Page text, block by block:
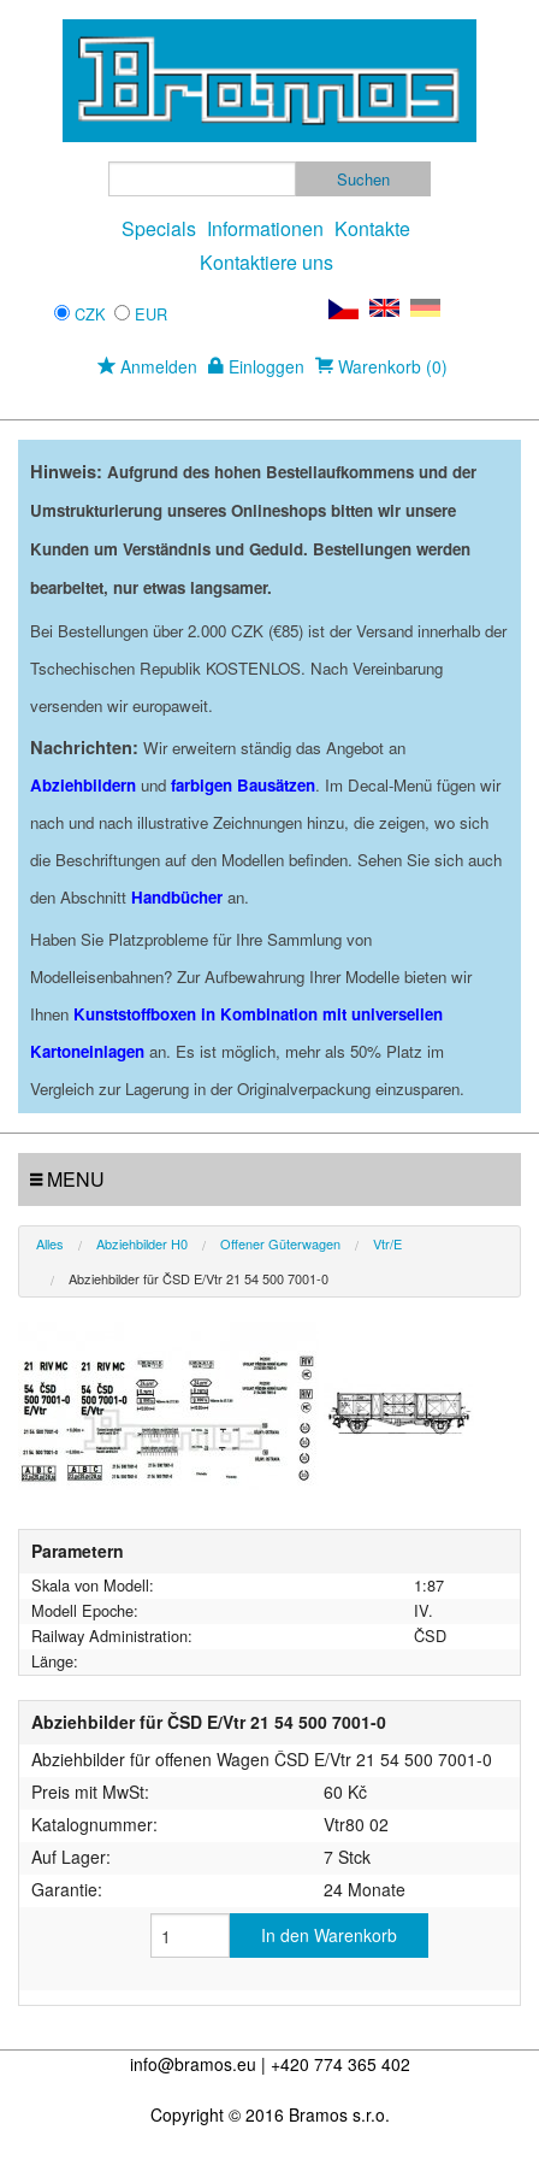
Specials Informationen Kontakte
Kontaktiere uns
CZK EUR
Anmelden Einloggen Warenkorb (0)
Hinweis: Aufgrund des hohen Bestellaufkommens und der
Umstrukturierung unseres Onlineshops bitten wir unsere
Kunden um Verständnis und Geduld. Bestellungen werden
bearbeitet, nur etwas langsamer.
Bei Bestellungen über 2.000 CZK (€85) ist der Versand innerhalb der
Tschechischen Republik KOSTENLOS. Nach Vereinbarung
versenden wir europaweit.
Nachrichten: Wir erweitern ständig das Angebot an
Abziehbildern und farbigen Bausätzen. Im Decal-Menü fügen wir
nach und nach illustrative Zeichnungen hinzu, die zeigen, wo sich
die Beschriftungen auf den Modellen befinden. Sehen Sie sich auch
den Abschnitt Handbücher an.
Haben Sie Platzprobleme für Ihre Sammlung von
Modelleisenbahnen? Zur Aufbewahrung Ihrer Modelle bieten wir
Ihnen Kunststoffboxen in Kombination mit universellen
Kartoneinlagen an. Es ist möglich, mehr als 50% Platz im
Vergleich zur Lagerung in der Originalverpackung einzusparen.
MENU
Alles Abziehbilder H0 Offener Güterwagen
Vtr/E
Abziehbilder für ČSD E/Vtr 21 54 500 7001-0
Parametern
Skala von Modell:
1:87
Modell Epoche:
IV.
Railway Administration:
ČSD
Länge:
Abziehbilder für ČSD E/Vtr 21 54 500 7001-0
Abziehbilder für offenen Wagen ČSD E/Vtr 21 54 500 7001-0
Preis mit MwSt:
60 Kč
Katalognummer:
Vtr80 02
Auf Lager:
7 Stck
Garantie:
24 Monate
In den Warenkorb
info@bramos.eu | +420 774 365 402
Copyright © 2016 Bramos s.r.o.